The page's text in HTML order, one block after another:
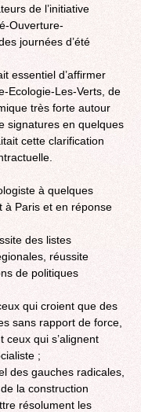
de l’initiative
Ouverture-
journées d’été
essentiel d’affirmer
Ecologie-Les-Verts, de
très forte autour
signatures en quelques
cette clarification
à quelques
à Paris et en réponse
des listes
réussite
de politiques
qui croient que des
sans rapport de force,
ceux qui s’alignent
;
des gauches radicales,
la construction
résolument les